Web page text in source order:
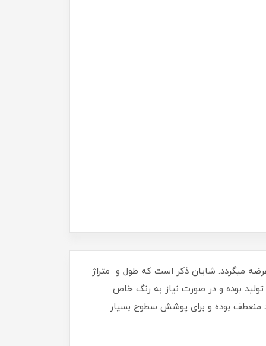
نو و مرغوب تولید و عرضه میگردد. شایان ذکر است که طول و متراژ
بوده و در صورت نیاز به رنگ خاص
با توجه به ضخامت کمی که دارد منعطف بوده و برای پوشش سطوح بسیار